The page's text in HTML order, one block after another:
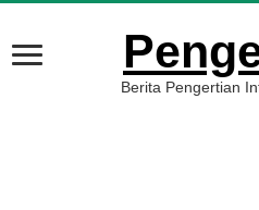
Berita Pengertian